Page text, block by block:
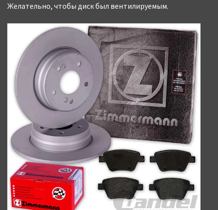
Желательно, чтобы диск был вентилируемым.